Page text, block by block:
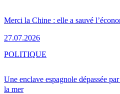
Merci la Chine : elle a sauvé
27.07.2026
Une enclave espagnole dépassée
la mer
POLITIQUE